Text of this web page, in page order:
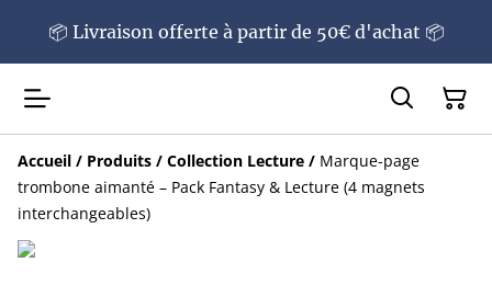
📦 Livraison offerte à partir de 50€ d'achat 📦
Accueil / Produits / Collection Lecture / Marque-page
trombone aimanté – Pack Fantasy & Lecture (4 magnets
interchangeables)